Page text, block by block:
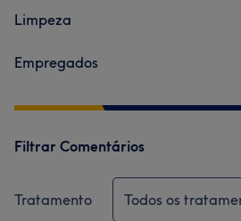
Limpeza
Empregados
Filtrar Comentários
Tratamento Todos os